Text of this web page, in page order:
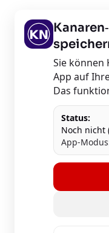
Sie können
App auf
Das
Status:
Noch nicht